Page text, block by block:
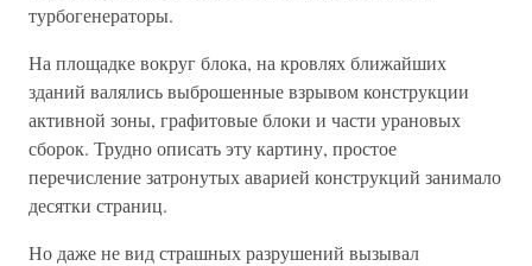
турбогенераторы.
На площадке вокруг блока, на кровлях ближайших
зданий валялись выброшенные взрывом конструкции
активной зоны, графитовые блоки и части урановых
сборок. Трудно описать эту картину, простое
перечисление затронутых аварией конструкций занимало
десятки страниц.
Но даже не вид страшных разрушений вызывал